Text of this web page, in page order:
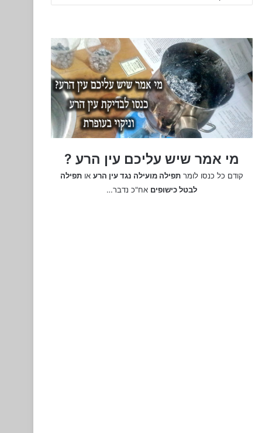
לפי
מי אמר שיש עליכם עין הרע ?
קודם כל כנסו לומרתפילה מועילה נגד עין הרע אותפילה
לבטל כישופים אח"כ נדבר…